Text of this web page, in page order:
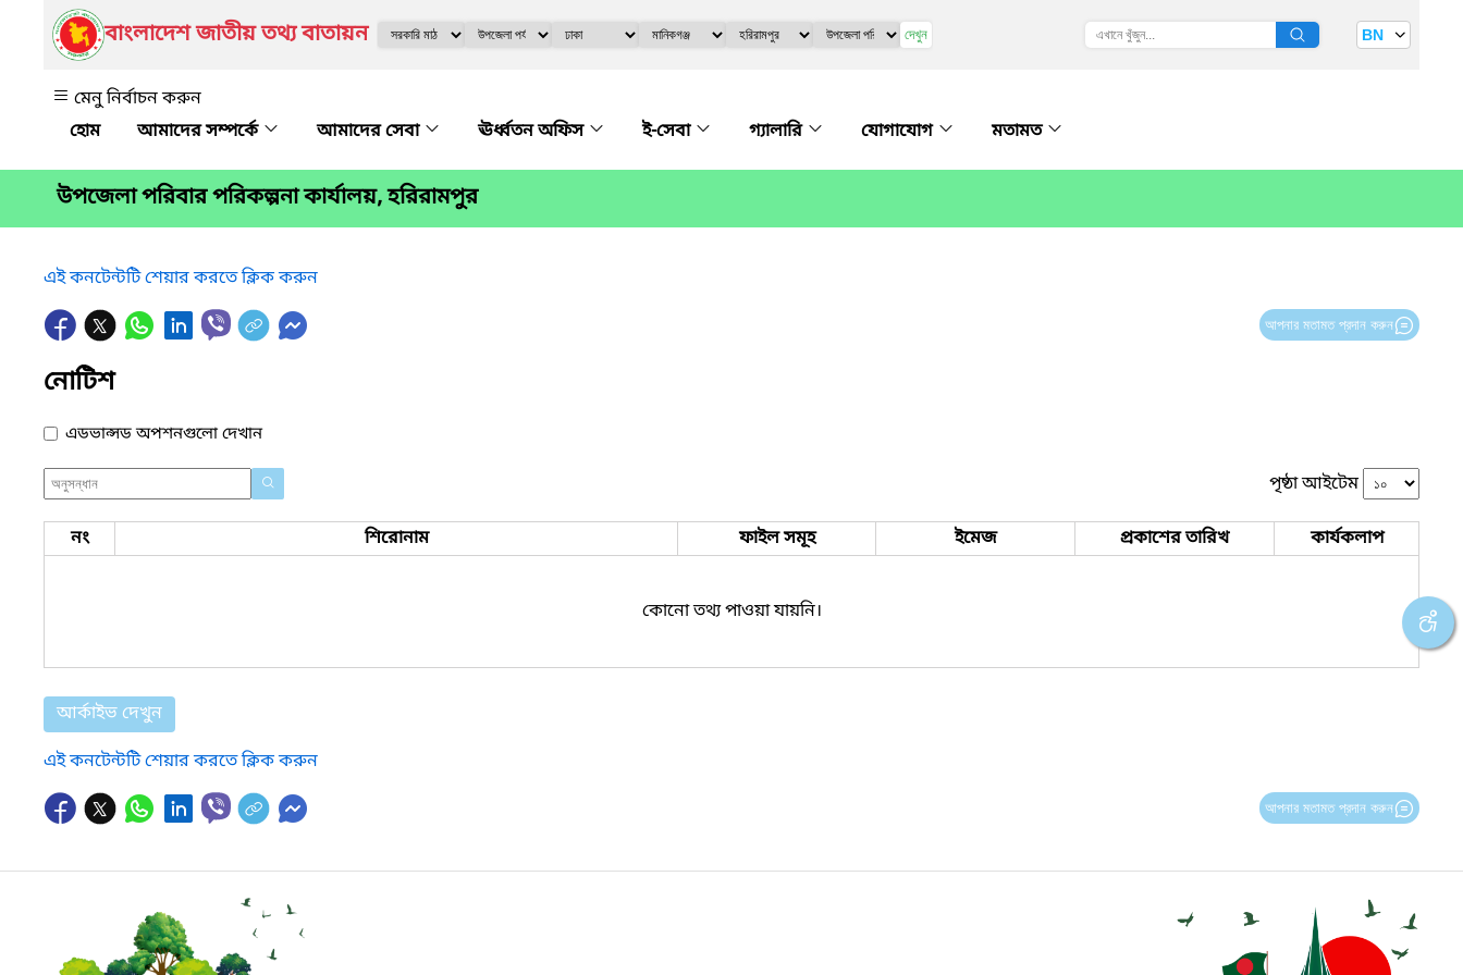
বাংলাদেশ জাতীয় তথ্য বাতায়ন দেখুন BN
মেনু নির্বাচন করুন
আমাদের সম্পর্কে
আমাদের সেবা ঊর্ধ্বতন অফিস ই-সেবা গ্যালারি যোগাযোগ মতামত
উপজেলা পরিবার পরিকল্পনা কার্যালয়, হরিরামপুর
এই কনটেন্টটি শেয়ার করতে ক্লিক করুন
আপনার মতামত প্রদান করুন
নোটিশ
এডভান্সড অপশনগুলো দেখান
পৃষ্ঠা আইটেম
নং শিরোনাম ফাইল সমূহ ইমেজ প্রকাশের তারিখ কার্যকলাপ
কোনো তথ্য পাওয়া যায়নি।
আর্কাইভ দেখুন
এই কনটেন্টটি শেয়ার করতে ক্লিক করুন
আপনার মতামত প্রদান করুন